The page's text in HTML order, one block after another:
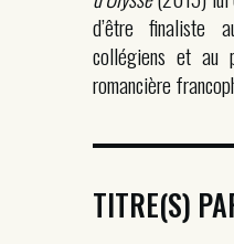
d’être finaliste
collégiens et au
romancière
TITRE(S)